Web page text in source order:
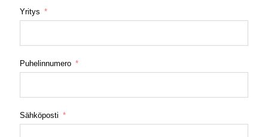
Yritys
Puhelinnumero
Sähköposti